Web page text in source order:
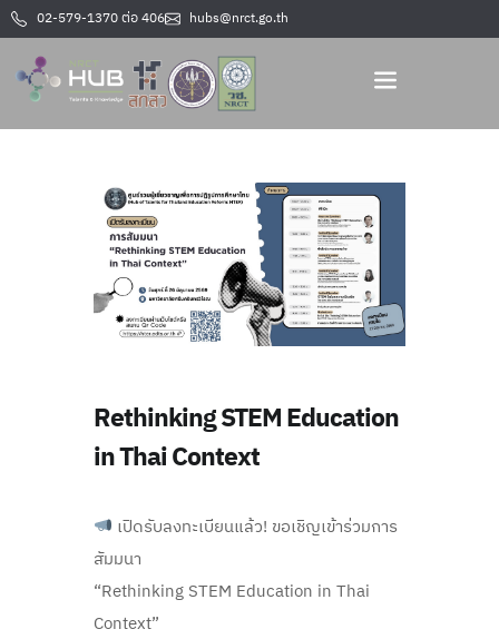
02-579-1370 ต่อ 406 hubs@nrct.go.th
Rethinking STEM Education
in Thai Context
เปิดรับลงทะเบียนแล้ว! ขอเชิญเข้าร่วมการ
สัมมนา
“Rethinking STEM Education in Thai
Context”